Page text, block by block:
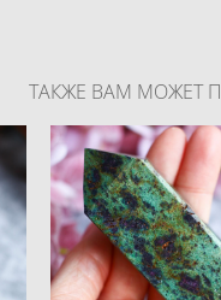
ТАКЖЕ ВАМ МОЖЕТ